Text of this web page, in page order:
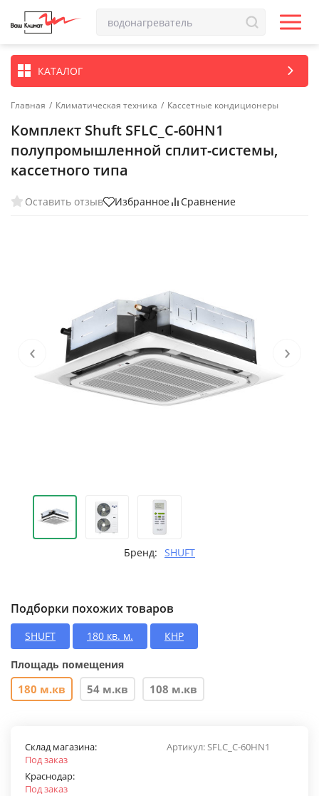
КАТАЛОГ
Главная / Климатическая техника / Кассетные кондиционеры
Комплект Shuft SFLC_C-60HN1
полупромышленной сплит-системы,
кассетного типа
Оставить отзыв Избранное Сравнение
‹ ›
Бренд: SHUFT
Подборки похожих товаров
SHUFT 180 кв. м. КНР
Площадь помещения
180 м.кв 54 м.кв 108 м.кв
Артикул: SFLC_C-60HN1
Склад магазина:
Под заказ
Краснодар:
Под заказ